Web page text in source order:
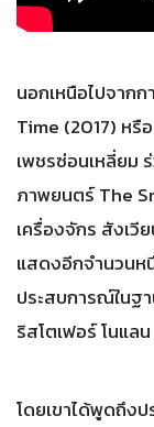
นอกเหนือไปจาก
Time (2017) หรื
เพชรซ่อนเหลี่ยม
ภาพยนตร์ The
เครื่องจักร สังเวี
แสดงอีกจำนวนห
ประสบการณ์ในฐ
ริสโตเฟอร์ โนแล
โดยเขาได้พูดถึง